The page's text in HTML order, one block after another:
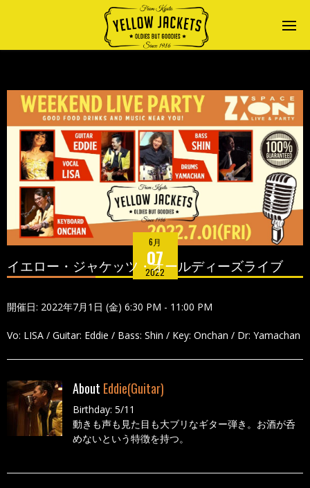
6月
07
2022
イエロー・ジャケッツ・オールディーズライブ
開催日: 2022年7月1日 (金) 6:30 PM - 11:00 PM
Vo: LISA / Guitar: Eddie / Bass: Shin / Key: Onchan / Dr: Yamachan
About Eddie(Guitar)
Birthday: 5/11
動きも声も見た目も大ブリなギター弾き。お酒が呑
めないという特徴を持つ。